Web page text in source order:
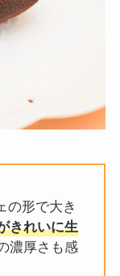
の形で大き
きれいに生
濃厚さも感